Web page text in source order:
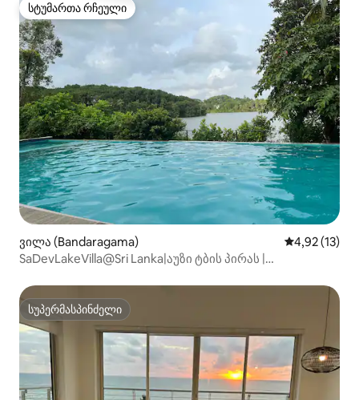
სტუმართა რჩეული
სტუმართა რჩეული
ვილა (Bandaragama) საშუალო
4,92 (13)
SaDevLakeVilla@Sri Lanka|აუზი ტბის პირას |
სუპერმასპინძელი
სუპერმასპინძელი